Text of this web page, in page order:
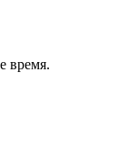
время.